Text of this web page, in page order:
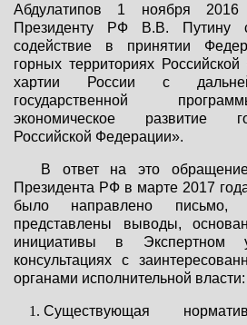
Абдулатипов 1 ноября
Президенту РФ В.В. Путину
содействие в принятии
горных территориях
хартии России с
государственной
экономическое развитие
Российской Федерации».
В ответ на это
Президента РФ в марте 2017
было направлено
представлены выводы,
инициативы в
консультациях с
органами исполнительной власти:
Существующая